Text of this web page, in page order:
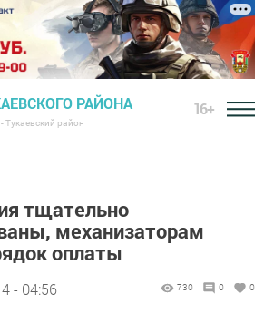
РАЙОНА
Тукаевский район
16+
тщательно
механизаторам
оплаты
- 04:56 730 0 0